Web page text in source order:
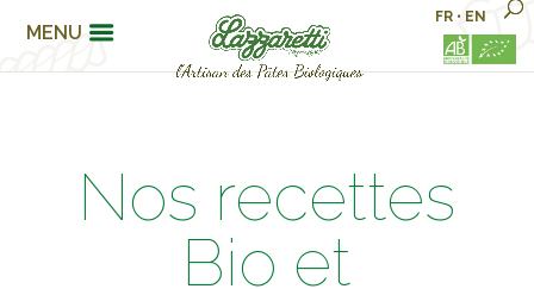
MENU
FR • EN
Nos recettes
Bio et